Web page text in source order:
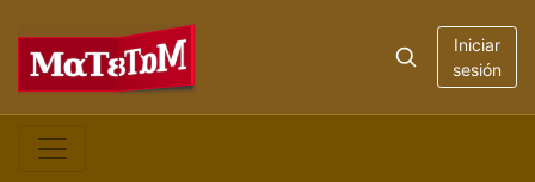
Iniciar
sesión